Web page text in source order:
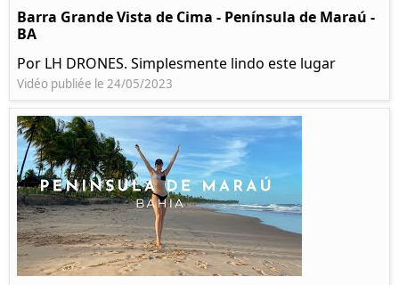
Barra Grande Vista de Cima - Península de Maraú -
BA
Por LH DRONES. Simplesmente lindo este lugar
Vidéo publiée le 24/05/2023